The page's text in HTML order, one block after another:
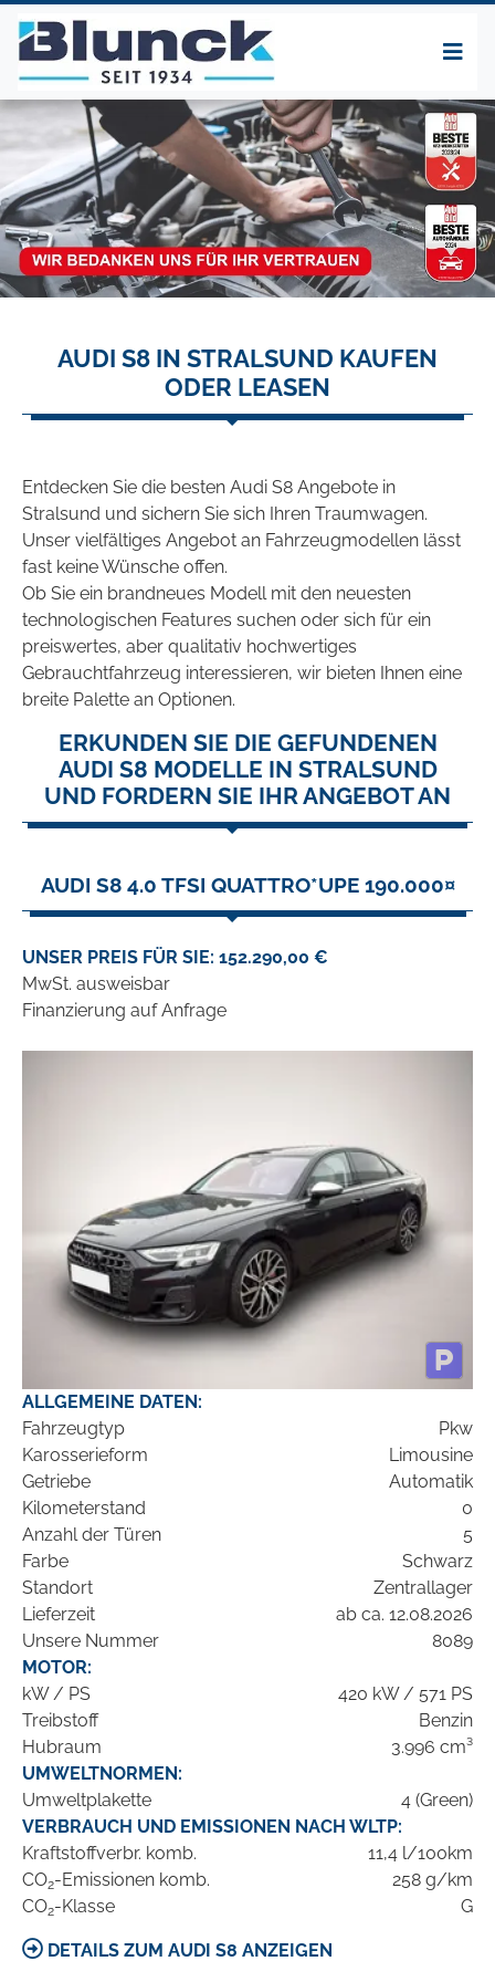
AUDI S8 IN STRALSUND KAUFEN
ODER LEASEN
Entdecken Sie die besten Audi S8 Angebote in
Stralsund und sichern Sie sich Ihren Traumwagen.
Unser vielfältiges Angebot an Fahrzeugmodellen lässt
fast keine Wünsche offen.
Ob Sie ein brandneues Modell mit den neuesten
technologischen Features suchen oder sich für ein
preiswertes, aber qualitativ hochwertiges
Gebrauchtfahrzeug interessieren, wir bieten Ihnen eine
breite Palette an Optionen.
ERKUNDEN SIE DIE GEFUNDENEN
AUDI S8 MODELLE IN STRALSUND
UND FORDERN SIE IHR ANGEBOT AN
AUDI S8 4.0 TFSI QUATTRO*UPE 190.000¤
UNSER PREIS FÜR SIE: 152.290,00 €
MwSt. ausweisbar
Finanzierung auf Anfrage
ALLGEMEINE DATEN:
Fahrzeugtyp
Pkw
Karosserieform
Limousine
Getriebe
Automatik
Kilometerstand
0
Anzahl der Türen
5
Farbe
Schwarz
Standort
Zentrallager
Lieferzeit
ab ca. 12.08.2026
Unsere Nummer
8089
MOTOR:
kW / PS
420 kW / 571 PS
Treibstoff
Benzin
Hubraum
3.996 cm³
UMWELTNORMEN:
Umweltplakette
4 (Green)
VERBRAUCH UND EMISSIONEN NACH WLTP:
Kraftstoffverbr. komb.
11,4 l/100km
CO2-Emissionen komb.
258 g/km
CO2-Klasse G
DETAILS ZUM AUDI S8 ANZEIGEN